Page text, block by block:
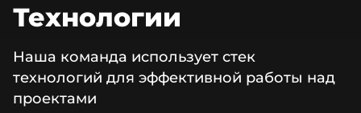
Технологии
Наша команда использует стек
технологий для эффективной работы над
проектами